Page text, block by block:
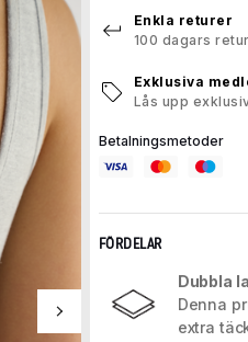
Enkla returer
100 dagars
Exklusiva
Lås upp
Betalningsmetoder
FÖRDELAR
Dubbla
Denna
extra